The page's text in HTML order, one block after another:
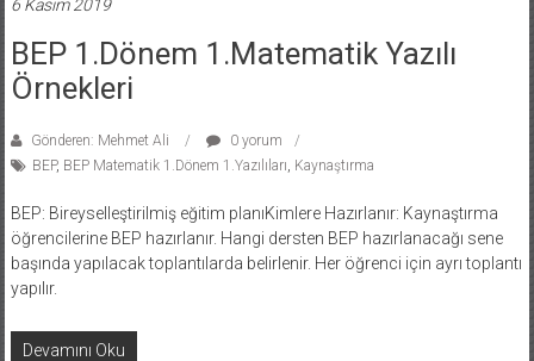
6 Kasım 2019
BEP 1.Dönem 1.Matematik Yazılı
Örnekleri
Gönderen: Mehmet Ali
0 yorum
BEP, BEP Matematik 1.Dönem 1.Yazılıları, Kaynaştırma
BEP: Bireyselleştirilmiş eğitim planıKimlere Hazırlanır: Kaynaştırma
öğrencilerine BEP hazırlanır. Hangi dersten BEP hazırlanacağı sene
başında yapılacak toplantılarda belirlenir. Her öğrenci için ayrı toplantı
yapılır.
Devamını Oku